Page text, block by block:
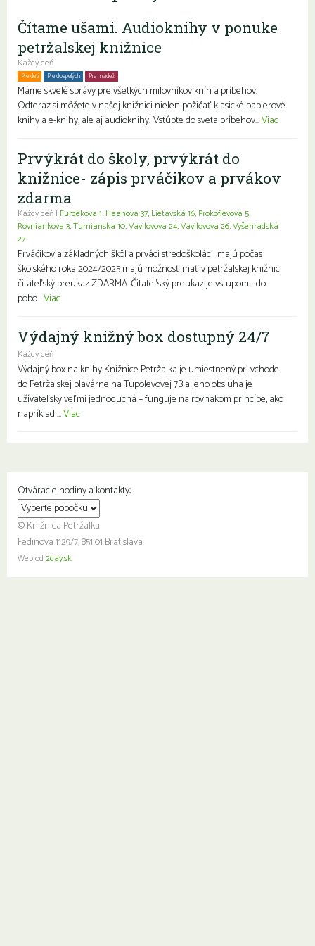
Čítame ušami. Audioknihy v ponuke
petržalskej knižnice
Každý deň
Pre deti Pre dospelých Pre mládež
Máme skvelé správy pre všetkých milovníkov kníh a príbehov!
Odteraz si môžete v našej knižnici nielen požičať klasické papierové
knihy a e-knihy, ale aj audioknihy! Vstúpte do sveta príbehov...Viac
Prvýkrát do školy, prvýkrát do
knižnice- zápis prváčikov a prvákov
zdarma
Každý deň | Furdekova 1, Haanova 37, Lietavská 16, Prokofievova 5,
Rovniankova 3,Turnianska 10,Vavilovova 24,Vavilovova 26,Vyšehradská
27
Prváčikovia základných škôl a prváci stredoškoláci majú počas
školského roka 2024/2025 majú možnosť mať v petržalskej knižnici
čitateľský preukaz ZDARMA. Čitateľský preukaz je vstupom - do
pobo...Viac
Výdajný knižný box dostupný 24/7
Každý deň
Výdajný box na knihy Knižnice Petržalka je umiestnený pri vchode
do Petržalskej plavárne na Tupolevovej 7B a jeho obsluha je
užívateľsky veľmi jednoduchá – funguje na rovnakom princípe, ako
napríklad ...Viac
Otváracie hodiny a kontakty:
© Knižnica Petržalka
Fedinova 1129/7, 851 01 Bratislava
Web od 2day.sk